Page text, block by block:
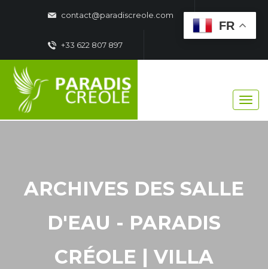
contact@paradiscreole.com
+33 622 807 897
ARCHIVES DES SALLE
D'EAU - PARADIS
CRÉOLE | VILLA
FR